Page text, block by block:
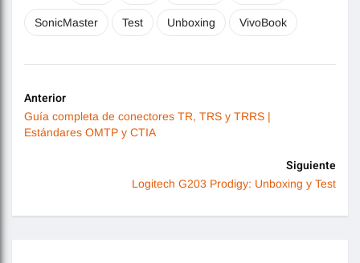
SonicMaster Test Unboxing VivoBook
Anterior
Guía completa de conectores TR, TRS y TRRS |
Estándares OMTP y CTIA
Siguiente
Logitech G203 Prodigy: Unboxing y Test